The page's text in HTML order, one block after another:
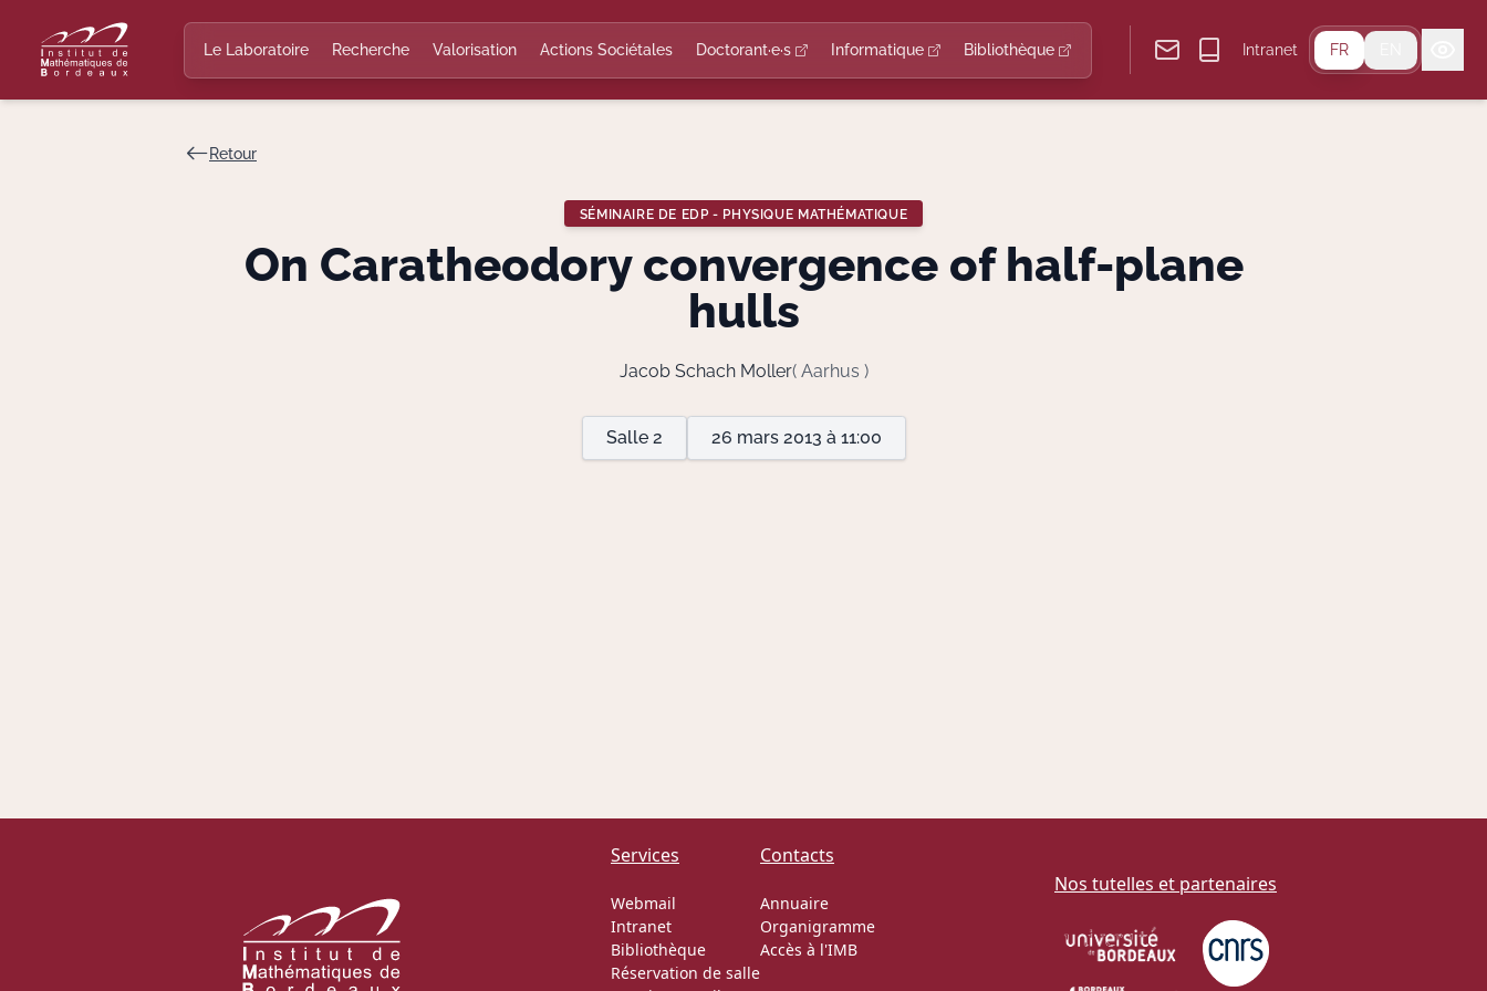
Le Laboratoire Recherche Valorisation Actions Sociétales Doctorant·e·s Informatique Bibliothèque Intranet FR
Retour
SÉMINAIRE DE EDP - PHYSIQUE MATHÉMATIQUE
On Caratheodory convergence of half-plane
hulls
Jacob Schach Moller( Aarhus )
Salle 2 26 mars 2013 à 11:00
Services
Webmail
Intranet
Bibliothèque
Réservation de salle
Contacts
Annuaire
Organigramme
Accès à l'IMB
Nos tutelles et partenaires